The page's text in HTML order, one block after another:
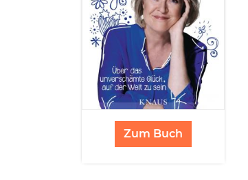
Zum Buch